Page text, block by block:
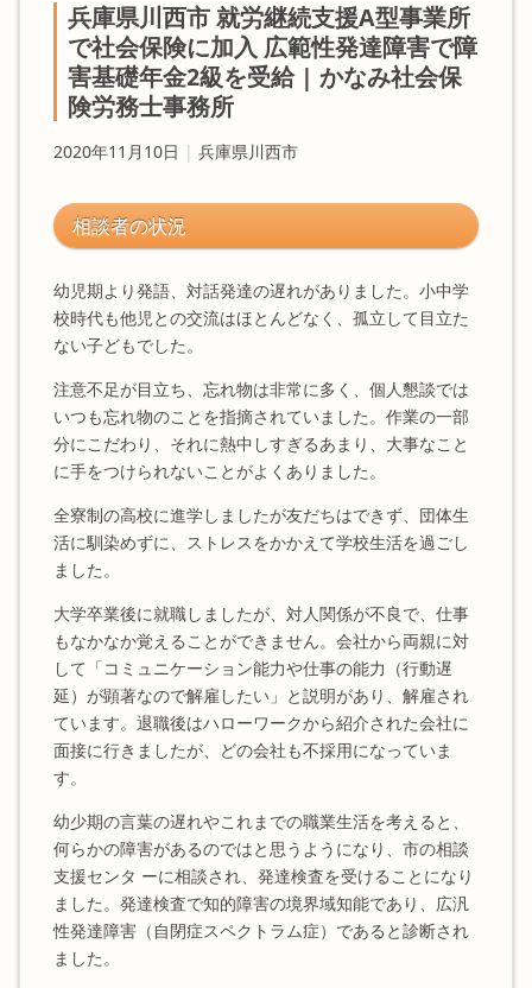
兵庫県川西市 就労継続支援A型事業所
で社会保険に加入 広範性発達障害で障
害基礎年金2級を受給 | かなみ社会保
険労務士事務所
2020年11月10日 | 兵庫県川西市
相談者の状況
幼児期より発語、対話発達の遅れがありました。小中学
校時代も他児との交流はほとんどなく、孤立して目立た
ない子どもでした。
注意不足が目立ち、忘れ物は非常に多く、個人懇談では
いつも忘れ物のことを指摘されていました。作業の一部
分にこだわり、それに熱中しすぎるあまり、大事なこと
に手をつけられないことがよくありました。
全寮制の高校に進学しましたが友だちはできず、団体生
活に馴染めずに、ストレスをかかえて学校生活を過ごし
ました。
大学卒業後に就職しましたが、対人関係が不良で、仕事
もなかなか覚えることができません。会社から両親に対
して「コミュニケーション能力や仕事の能力（行動遅
延）が顕著なので解雇したい」と説明があり、解雇され
ています。退職後はハローワークから紹介された会社に
面接に行きましたが、どの会社も不採用になっていま
す。
幼少期の言葉の遅れやこれまでの職業生活を考えると、
何らかの障害があるのではと思うようになり、市の相談
支援センタ ーに相談され、発達検査を受けることになり
ました。発達検査で知的障害の境界域知能であり、広汎
性発達障害（自閉症スペクトラム症）であると診断され
ました。